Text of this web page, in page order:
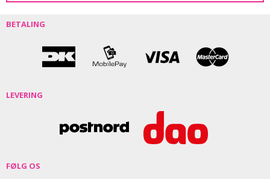
BETALING
LEVERING
FØLG OS